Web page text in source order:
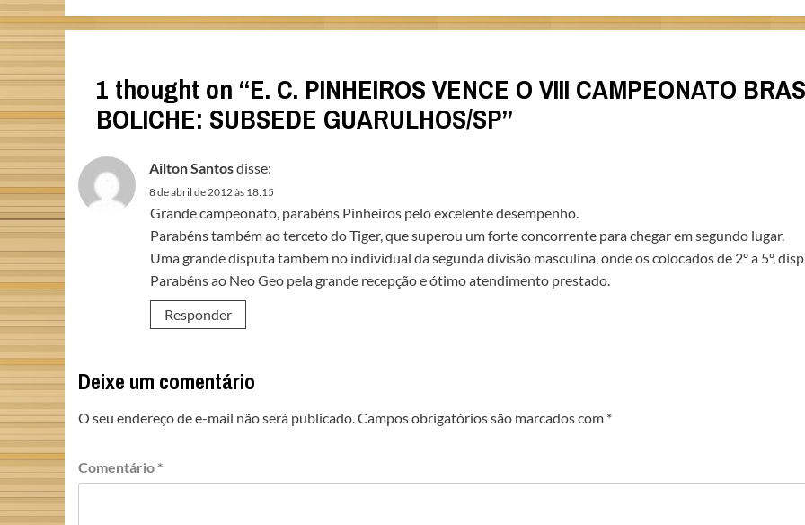
1 thought on “E. C. PINHEIROS VENCE O VIII CAMPEONATO
BOLICHE: SUBSEDE GUARULHOS/SP”
Ailton Santosdisse:
8 de abril de 2012 às 18:15
Grande campeonato, parabéns Pinheiros pelo excelente desempenho.
Parabéns também ao terceto do Tiger, que superou um forte concorrente para chegar em segundo lugar.
Uma grande disputa também no individual da segunda divisão masculina, onde os colocados de 2º a 5º,
Parabéns ao Neo Geo pela grande recepção e ótimo atendimento prestado.
Responder
Deixe um comentário
O seu endereço de e-mail não será publicado.Campos obrigatórios são marcados com *
Comentário *